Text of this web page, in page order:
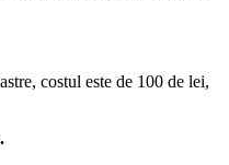
costul este de 100 de lei,